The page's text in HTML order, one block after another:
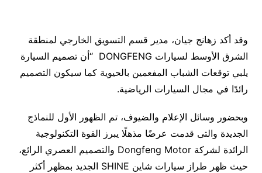
وقد أكد زهانج جيان، مدير قسم التسويق الخارجي لمنطقة
الشرق الأوسط لسيارات DONGFENG “أن تصميم السيارة
يلبي توقعات الشباب المفعمين بالحيوية كما سيكون التصميم
رائدًا في مجال السيارات الرياضية.
وبحضور وسائل الإعلام والضيوف، تم الظهور الأول للنماذج
الجديدة والتى قدمت عرضًا مذهلًا يبرز القوة التكنولوجية
الرائدة لشركة Dongfeng Motor والتصميم العصري الرائع،
حيث ظهر طراز سيارات شاين SHINE الجديد بمظهر أكثر